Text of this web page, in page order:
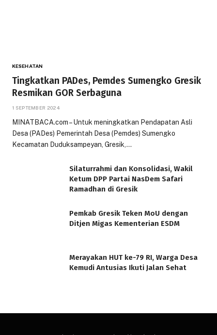
KESEHATAN
Tingkatkan PADes, Pemdes Sumengko Gresik
Resmikan GOR Serbaguna
1 SEPTEMBER 2024
MINATBACA.com – Untuk meningkatkan Pendapatan Asli
Desa (PADes) Pemerintah Desa (Pemdes) Sumengko
Kecamatan Duduksampeyan, Gresik,…
Silaturrahmi dan Konsolidasi, Wakil
Ketum DPP Partai NasDem Safari
Ramadhan di Gresik
Pemkab Gresik Teken MoU dengan
Ditjen Migas Kementerian ESDM
Merayakan HUT ke-79 RI, Warga Desa
Kemudi Antusias Ikuti Jalan Sehat